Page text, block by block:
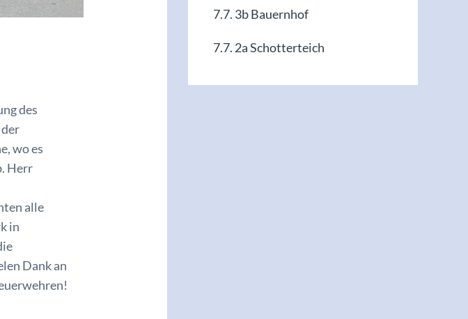
des
wo es
Herr
alle
in
Dank an
7.7. 3b Bauernhof
7.7. 2a Schotterteich